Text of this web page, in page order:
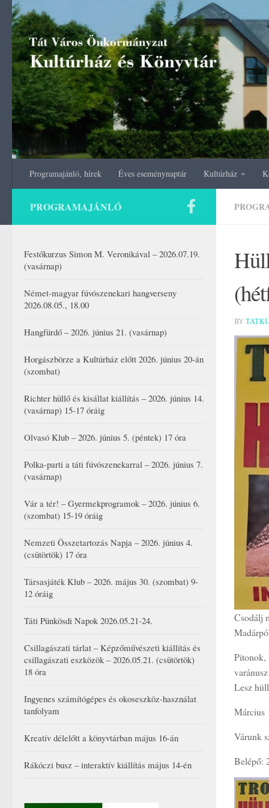
Skip to content
Programajánló, hírek Éves eseménynaptár Kultúrház
BY
Csodálj
Pitonok,
Lesz
Március
Várunk
Belépő:
PROGRAMAJÁNLÓ
Festőkurzus Simon M. Veronikával – 2026.07.19.
(vasárnap)
Német-magyar fúvószenekari hangverseny
2026.08.05., 18.00
Hangfürdő – 2026. június 21. (vasárnap)
Horgászbörze a Kultúrház előtt 2026. június 20-án
(szombat)
Richter hüllő és kisállat kiállítás – 2026. június 14.
(vasárnap) 15-17 óráig
Olvasó Klub – 2026. június 5. (péntek) 17 óra
Polka-parti a táti fúvószenekarral – 2026. június 7.
(vasárnap)
Vár a tér! – Gyermekprogramok – 2026. június 6.
(szombat) 15-19 óráig
Nemzeti Összetartozás Napja – 2026. június 4.
(csütörtök) 17 óra
Társasjáték Klub – 2026. május 30. (szombat) 9-
12 óráig
Táti Pünkösdi Napok 2026.05.21-24.
Csillagászati tárlat – Képzőművészeti kiállítás és
csillagászati eszközök – 2026.05.21. (csütörtök)
18 óra
Ingyenes számítógépes és okoseszköz-használat
tanfolyam
Kreatív délelőtt a könyvtárban május 16-án
Rákóczi busz – interaktív kiállítás május 14-én